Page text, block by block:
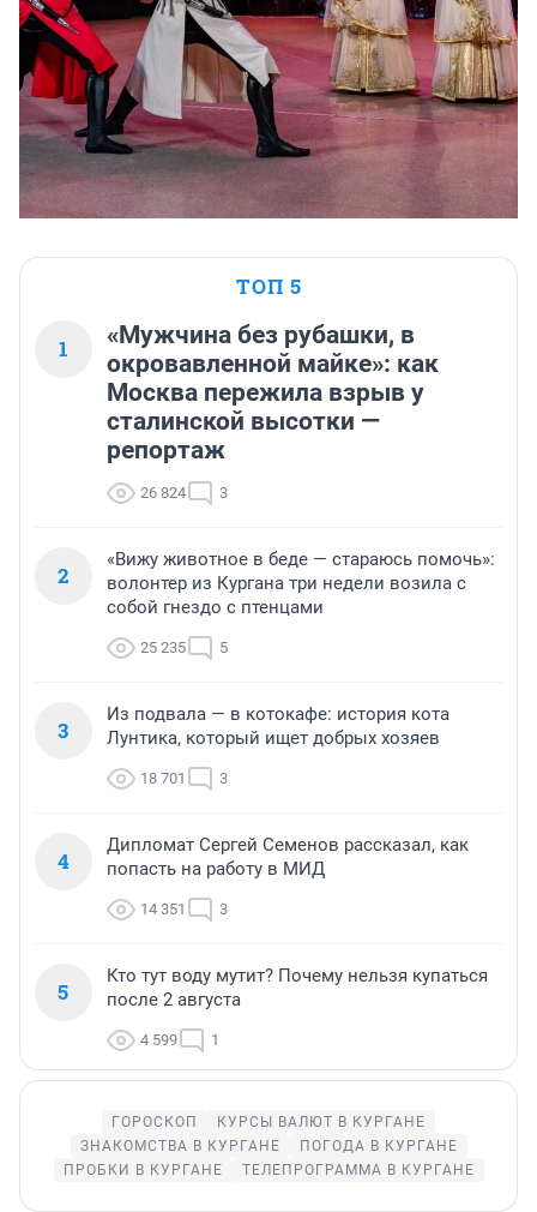
ТОП 5
1
«Мужчина без рубашки, в
окровавленной майке»: как
Москва пережила взрыв у
сталинской высотки —
репортаж
26 824 3
2
«Вижу животное в беде — стараюсь помочь»:
волонтер из Кургана три недели возила с
собой гнездо с птенцами
25 235 5
3
Из подвала — в котокафе: история кота
Лунтика, который ищет добрых хозяев
18 701 3
4
Дипломат Сергей Семенов рассказал, как
попасть на работу в МИД
14 351 3
5
Кто тут воду мутит? Почему нельзя купаться
после 2 августа
4 599 1
ГОРОСКОП
КУРСЫ ВАЛЮТ В КУРГАНЕ
ЗНАКОМСТВА В КУРГАНЕ
ПОГОДА В КУРГАНЕ
ПРОБКИ В КУРГАНЕ
ТЕЛЕПРОГРАММА В КУРГАНЕ